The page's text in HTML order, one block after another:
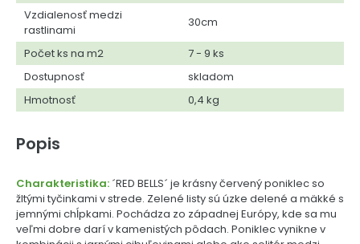
Vzdialenosť medzi
rastlinami
30cm
Počet ks na m2
7 - 9 ks
Dostupnosť
skladom
Hmotnosť
0,4 kg
Popis
Charakteristika: ´RED BELLS´ je krásny červený poniklec so
žltými tyčinkami v strede. Zelené listy sú úzke delené a mäkké s
jemnými chĺpkami. Pochádza zo západnej Európy, kde sa mu
veľmi dobre darí v kamenistých pôdach. Poniklec vynikne v